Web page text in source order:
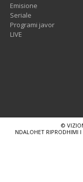
Emisione
Seriale
Programi javor
LIVE
©
NDALOHET RIPRODHIMI I